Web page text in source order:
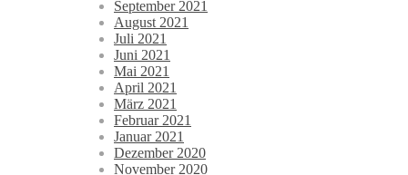
September 2021
August 2021
Juli 2021
Juni 2021
Mai 2021
April 2021
März 2021
Februar 2021
Januar 2021
Dezember 2020
November 2020